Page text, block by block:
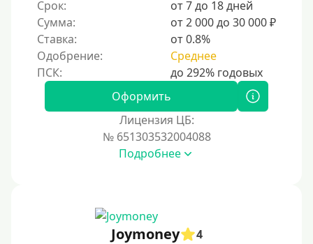
Срок:
от 7 до 18 дней
Сумма:
от 2 000 до 30 000 ₽
Ставка:
от 0.8%
Одобрение:
Среднее
Оформить
Лицензия ЦБ:
№ 651303532004088
Подробнее
Joymoney
4